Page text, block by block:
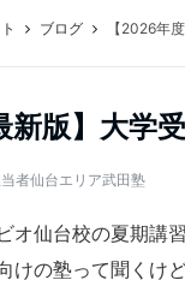
ブログ 【2026年
新版】大学
者仙台エリア武田塾
オ仙台校の夏期講
けの塾って聞くけ